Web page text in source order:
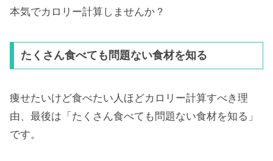
本気でカロリー計算しませんか？
たくさん食べても問題ない食材を知る
痩せたいけど食べたい人ほどカロリー計算すべき理
由、最後は「たくさん食べても問題ない食材を知る」
です。